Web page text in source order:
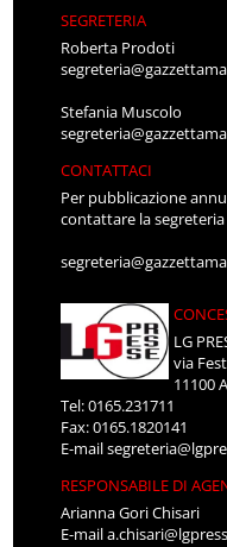
SEGRETERIA
Roberta Prodoti
Stefania Muscolo
CONTATTACI
Per pubblicazione
contattare la
LG
via
11100
Tel: 0165.231711
Fax: 0165.1820141
E-mail
RESPONSABILE DI
Arianna Gori Chisari
E-mail